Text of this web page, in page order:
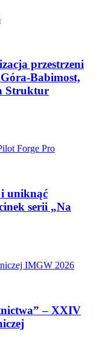
przestrzeni
Babimost,
Struktur
uniknąć
serii „Na
– XXIV